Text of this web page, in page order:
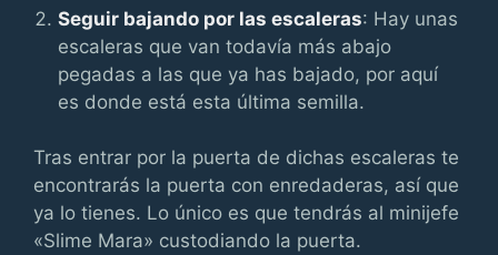
Seguir bajando por las escaleras: Hay unas
escaleras que van todavía más abajo
pegadas a las que ya has bajado, por aquí
es donde está esta última semilla.
Tras entrar por la puerta de dichas escaleras te
encontrarás la puerta con enredaderas, así que
ya lo tienes. Lo único es que tendrás al minijefe
«Slime Mara» custodiando la puerta.